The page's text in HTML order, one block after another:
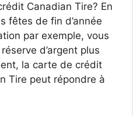
Canadian Tire? En
fêtes de fin d’année
par exemple, vous
d’argent plus
la carte de crédit
Tire peut répondre à